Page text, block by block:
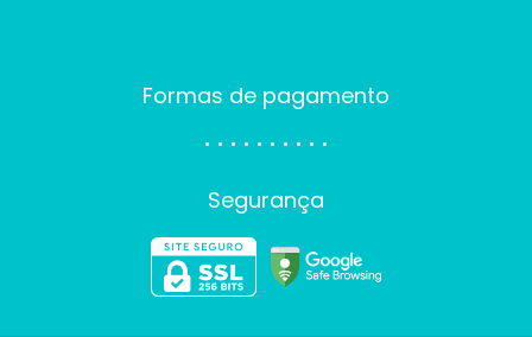
Formas de pagamento
Segurança